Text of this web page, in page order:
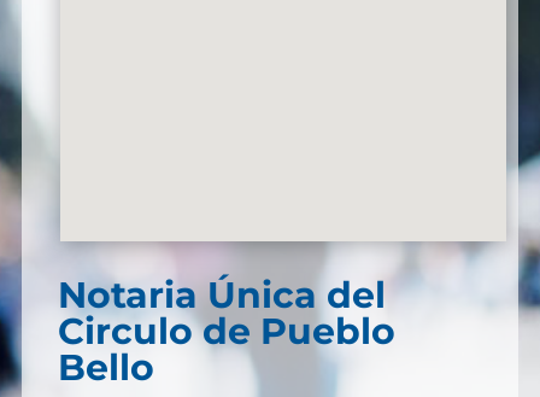
Notaria Única del
Circulo de Pueblo
Bello